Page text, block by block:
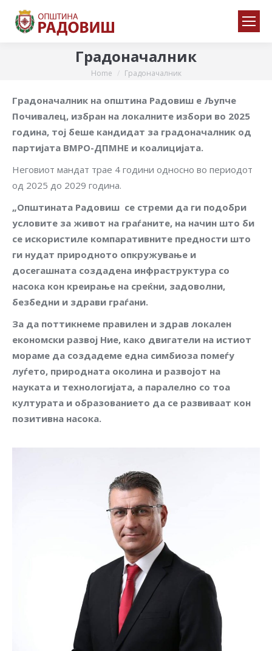
Градоначалник
You are here:
Home Градоначалник
Градоначалник на општина Радовиш е Љупче
Почивалец, избран на локалните избори во 2025
година, тој беше кандидат за градоначалник од
партијата ВМРО-ДПМНЕ и коалицијата.
Неговиот мандат трае 4 години односно во периодот
од 2025 до 2029 година.
„Општината Радовиш се стреми да ги подобри
условите за живот на граѓаните, на начин што би
се искористиле компаративните предности што
ги нудат природното опкружување и
досегашната создадена инфраструктура со
насока кон креирање на среќни, задоволни,
безбедни и здрави граѓани.
За да поттикнеме правилен и здрав локален
економски развој Ние, како двигатели на истиот
мораме да создадеме една симбиоза помеѓу
луѓето, природната околина и развојот на
науката и технологијата, а паралелно со тоа
културата и образованието да се развиваат кон
позитивна насока.